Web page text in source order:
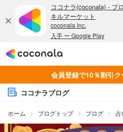
会員登録で10％割引ク
ココナラブログ
ホーム ブログトップ ブログ 占